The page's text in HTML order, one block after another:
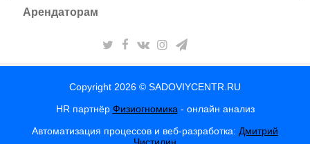
Арендаторам
Copyright 2026 © SADOVIYCENTR.RU
HR партнёр Физиогномика - онлайн анализ
Автоматизация процессов и веб-разработка: Дмитрий